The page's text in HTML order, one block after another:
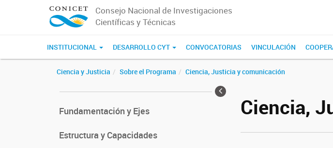
Consejo Nacional de Investigaciones
Científicas y Técnicas
INSTITUCIONAL DESARROLLO CYT CONVOCATORIAS VINCULACIÓN
Ciencia y Justicia Sobre el Programa Ciencia, Justicia y comunicación
Ciencia,
Fundamentación y Ejes
Estructura y Capacidades